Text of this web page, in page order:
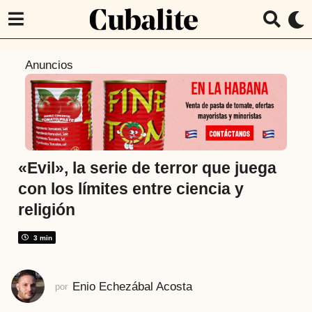
t
á
s
2
ñ
o
s
Anuncios
«Evil», la serie de terror que juega
con los límites entre ciencia y
religión
3 min
por Enio Echezábal Acosta